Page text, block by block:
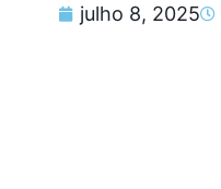
julho 8, 2025